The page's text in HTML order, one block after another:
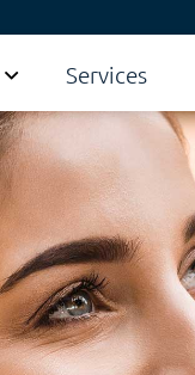
Services